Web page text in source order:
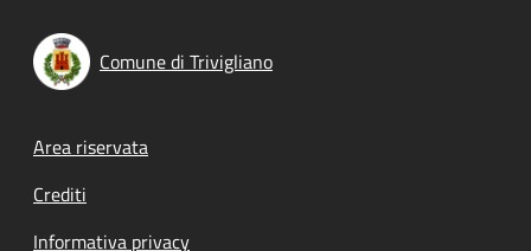
Comune di Trivigliano
Footer menu
Area riservata
Crediti
Informativa privacy